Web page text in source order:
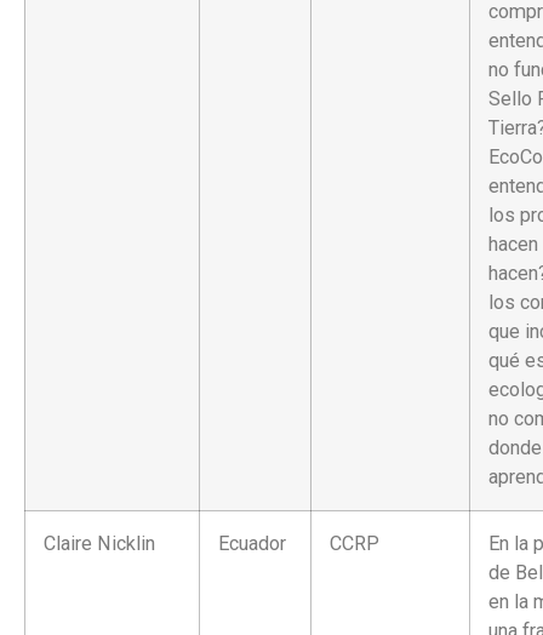
no
Sello
los
los
que
qué
no
Claire Nicklin Ecuador CCRP
En la
de
en la